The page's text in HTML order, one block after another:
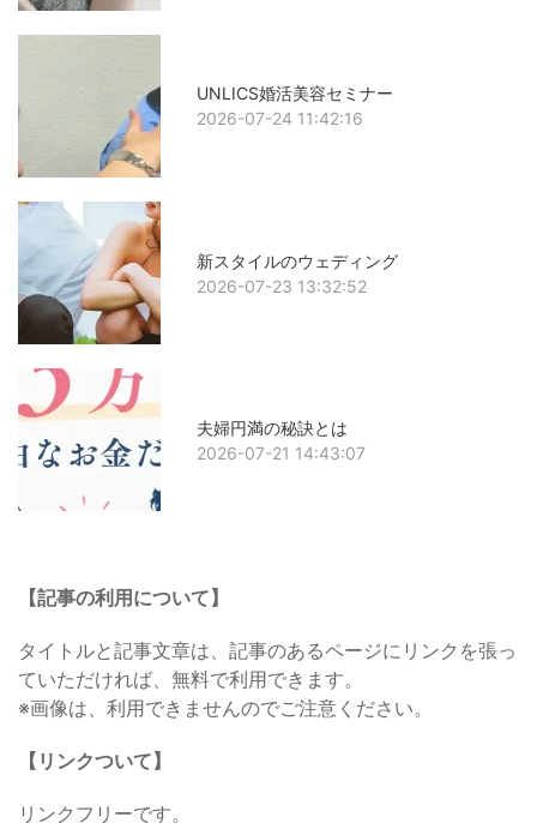
UNLICS婚活美容セミナー
2026-07-24 11:42:16
新スタイルのウェディング
2026-07-23 13:32:52
夫婦円満の秘訣とは
2026-07-21 14:43:07
【記事の利用について】
タイトルと記事文章は、記事のあるページにリンクを張っ
ていただければ、無料で利用できます。
※画像は、利用できませんのでご注意ください。
【リンクついて】
リンクフリーです。